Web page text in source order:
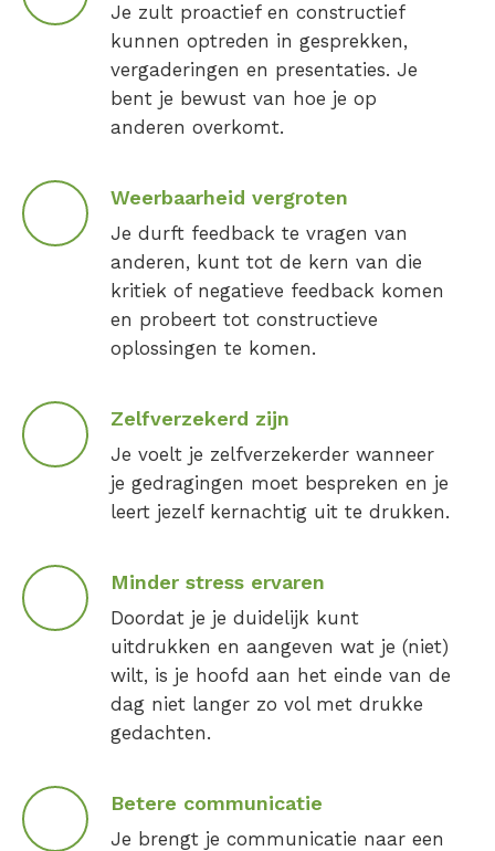
Je zult proactief en constructief
kunnen optreden in gesprekken,
vergaderingen en presentaties. Je
bent je bewust van hoe je op
anderen overkomt.
Weerbaarheid vergroten
Je durft feedback te vragen van
anderen, kunt tot de kern van die
kritiek of negatieve feedback komen
en probeert tot constructieve
oplossingen te komen.
Zelfverzekerd zijn
Je voelt je zelfverzekerder wanneer
je gedragingen moet bespreken en je
leert jezelf kernachtig uit te drukken.
Minder stress ervaren
Doordat je je duidelijk kunt
uitdrukken en aangeven wat je (niet)
wilt, is je hoofd aan het einde van de
dag niet langer zo vol met drukke
gedachten.
Betere communicatie
Je brengt je communicatie naar een